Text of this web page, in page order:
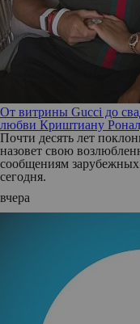
От витрины Gucci до
любви Криштиану
Почти десять лет
назовет свою
сообщениям
сегодня.
вчера